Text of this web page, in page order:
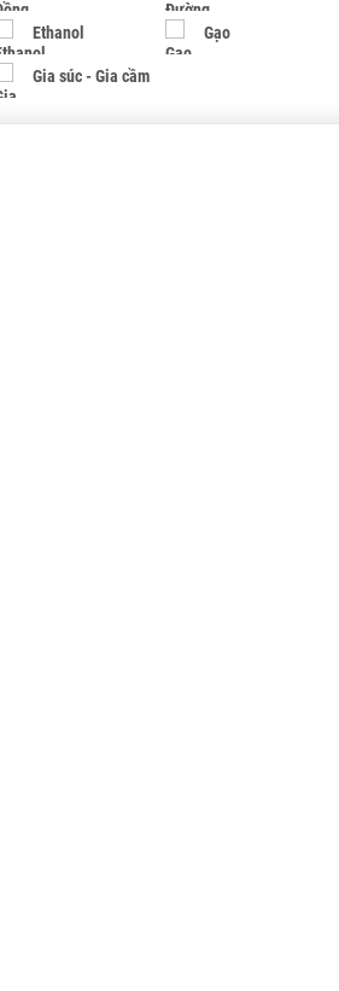
Ethanol Gạo
Gia súc - Gia cầm